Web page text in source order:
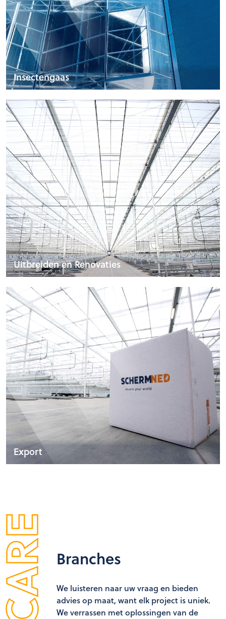
Insectengaas
Uitbreiden en Renovaties
Export
Branches
We luisteren naar uw vraag en bieden
advies op maat, want elk project is uniek.
We verrassen met oplossingen van de